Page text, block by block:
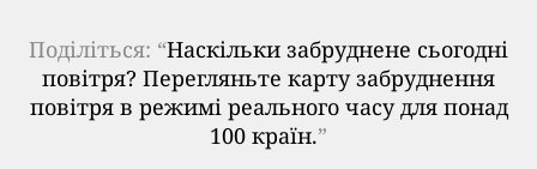
Поділіться: “Наскільки забруднене сьогодні
повітря? Перегляньте карту забруднення
повітря в режимі реального часу для понад
100 країн.”